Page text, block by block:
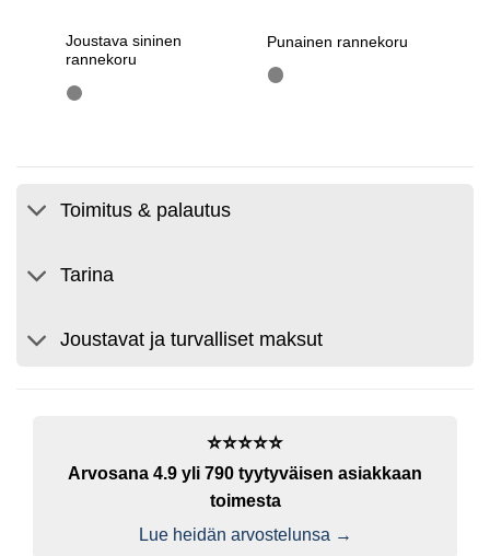
Joustava sininen
rannekoru
Punainen rannekoru
Toimitus & palautus
Tarina
Joustavat ja turvalliset maksut
⭐️⭐️⭐️⭐️⭐️
Arvosana 4.9 yli 790 tyytyväisen asiakkaan
toimesta
Lue heidän arvostelunsa →